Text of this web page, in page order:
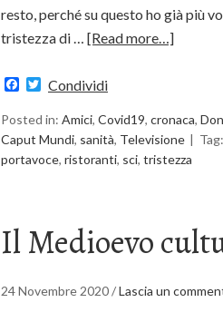
resto, perché su questo ho già più
tristezza di … [Read more…]
Facebook
Twitter
Condividi
Posted in: Amici, Covid19, cronaca,
Caput Mundi, sanità, Televisione Tag:
portavoce, ristoranti, sci, tristezza
Il Medioevo
24 Novembre 2020/Lascia un